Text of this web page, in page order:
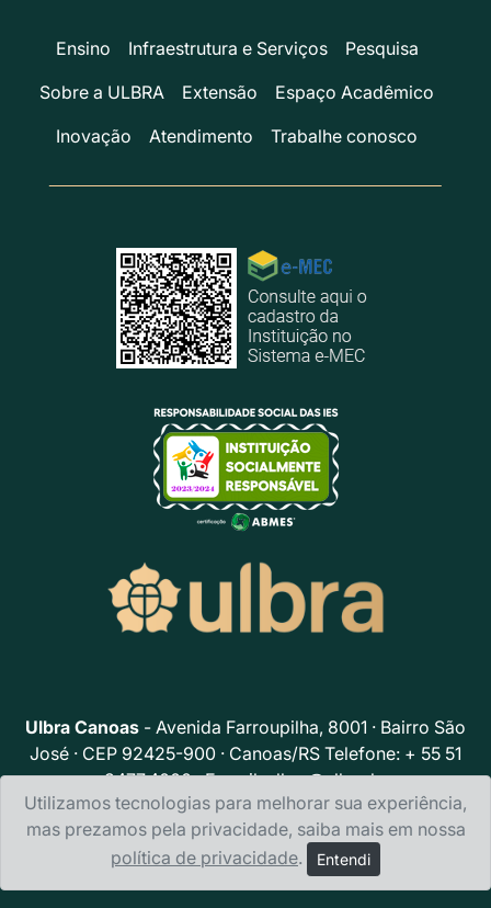
Ensino Infraestrutura e Serviços
Pesquisa
Sobre a ULBRA
Extensão
Espaço Acadêmico
Inovação
Atendimento Trabalhe conosco
Ulbra Canoas - Avenida Farroupilha, 8001 · Bairro São
José · CEP 92425-900 · Canoas/RS Telefone: + 55 51
3477.4000 · E-mail:ulbra@ulbra.br
Política de privacidade
Utilizamos tecnologias para melhorar sua experiência,
mas prezamos pela privacidade, saiba mais em nossa
política de privacidade. Entendi